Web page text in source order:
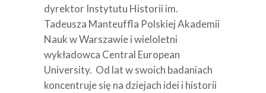
dyrektor Instytutu Historii im.
Tadeusza Manteuffla Polskiej Akademii
Nauk w Warszawie i wieloletni
wykładowca Central European
University. Od lat w swoich badaniach
koncentruje się na dziejach idei i historii